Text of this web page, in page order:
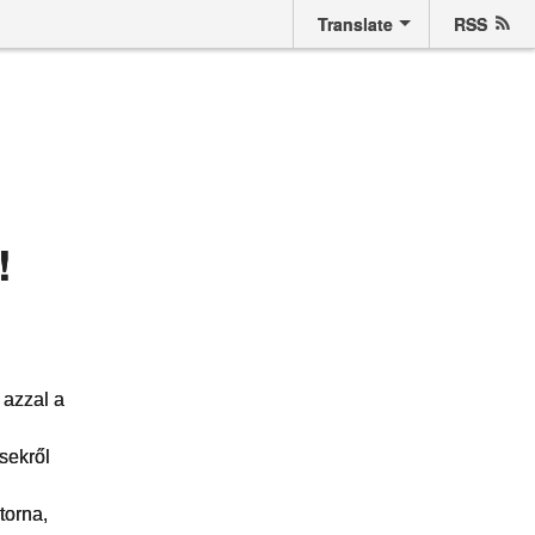
RSS
Translate
a